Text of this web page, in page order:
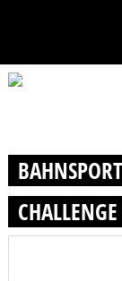
CHALLENGE